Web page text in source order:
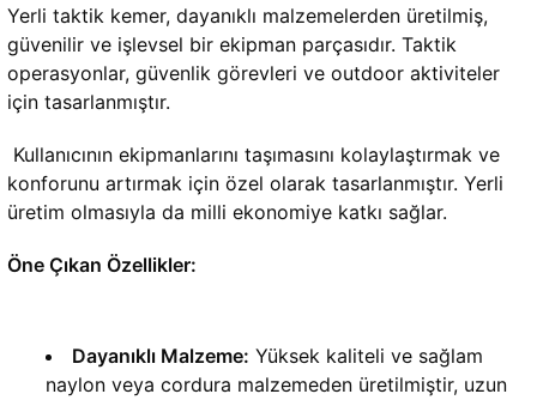
Yerli taktik kemer, dayanıklı malzemelerden üretilmiş,
güvenilir ve işlevsel bir ekipman parçasıdır. Taktik
operasyonlar, güvenlik görevleri ve outdoor aktiviteler
için tasarlanmıştır.
Kullanıcının ekipmanlarını taşımasını kolaylaştırmak ve
konforunu artırmak için özel olarak tasarlanmıştır. Yerli
üretim olmasıyla da milli ekonomiye katkı sağlar.
Öne Çıkan Özellikler:
Dayanıklı Malzeme: Yüksek kaliteli ve sağlam
naylon veya cordura malzemeden üretilmiştir, uzun